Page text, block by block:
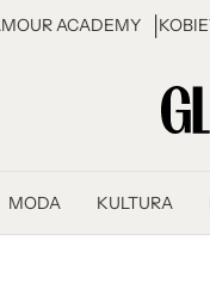
ACADEMY
MODA KULTURA